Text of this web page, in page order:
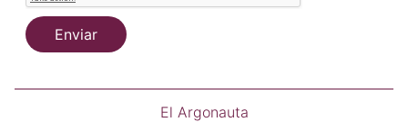
Enviar
El Argonauta